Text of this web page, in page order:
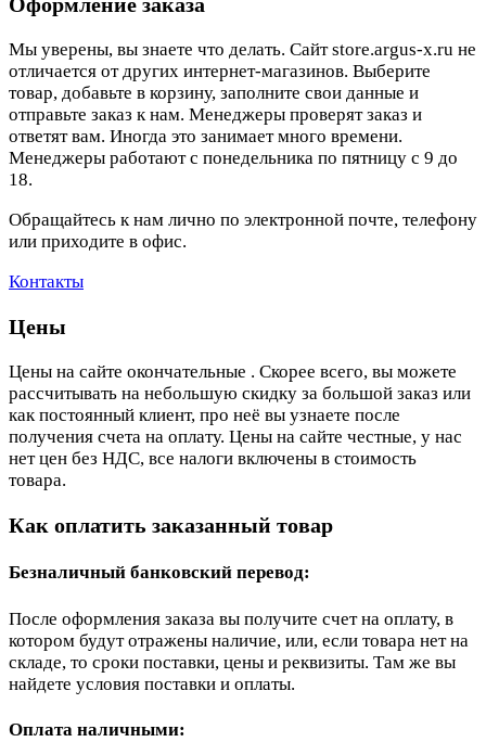
Мы уверены, вы знаете что делать. Сайт store.argus-x.ru не
отличается от других интернет-магазинов. Выберите
товар, добавьте в корзину, заполните свои данные и
отправьте заказ к нам. Менеджеры проверят заказ и
ответят вам. Иногда это занимает много времени.
Менеджеры работают с понедельника по пятницу с 9 до
18.
Обращайтесь к нам лично по электронной почте, телефону
или приходите в офис.
Контакты
Цены
Цены на сайте окончательные . Скорее всего, вы можете
рассчитывать на небольшую скидку за большой заказ или
как постоянный клиент, про неё вы узнаете после
получения счета на оплату. Цены на сайте честные, у нас
нет цен без НДС, все налоги включены в стоимость
товара.
Как оплатить заказанный товар
Безналичный банковский перевод:
После оформления заказа вы получите счет на оплату, в
котором будут отражены наличие, или, если товара нет на
складе, то сроки поставки, цены и реквизиты. Там же вы
найдете условия поставки и оплаты.
Оплата наличными: